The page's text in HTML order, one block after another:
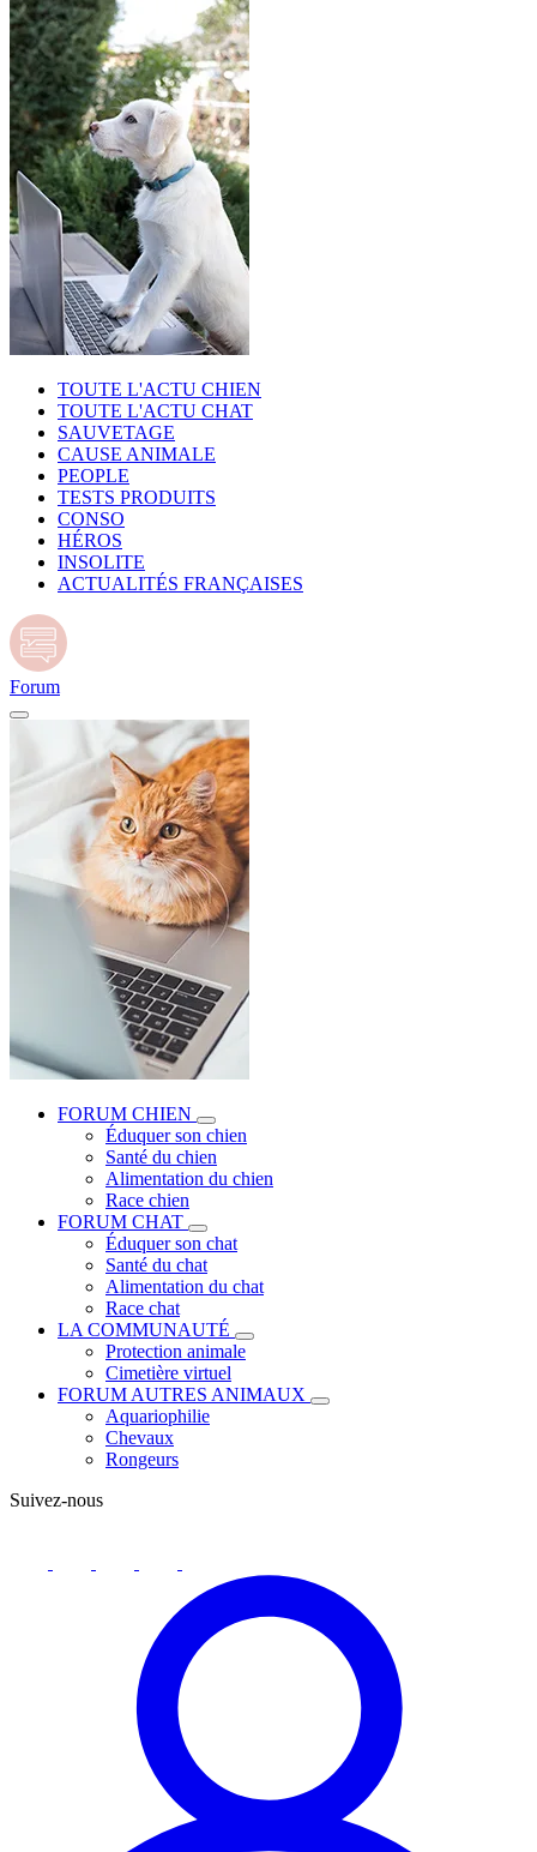
TOUTE L'ACTU CHIEN
TOUTE L'ACTU CHAT
SAUVETAGE
CAUSE ANIMALE
PEOPLE
TESTS PRODUITS
CONSO
HÉROS
INSOLITE
ACTUALITÉS FRANÇAISES
Forum
FORUM CHIEN
Éduquer son chien
Santé du chien
Alimentation du chien
Race chien
FORUM CHAT
Éduquer son chat
Santé du chat
Alimentation du chat
Race chat
LA COMMUNAUTÉ
Protection animale
Cimetière virtuel
FORUM AUTRES ANIMAUX
Aquariophilie
Chevaux
Rongeurs
Suivez-nous